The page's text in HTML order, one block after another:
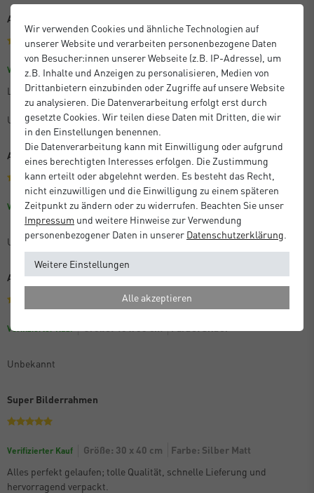
Alles bestens
Verifizierter Kauf Größe: 40 x 50 cm
Farbe: Silber
Lieferung kam schnell. Artikel alles bestens
Unbekannt
Alles bestens
Verifizierter Kauf Größe: 40 x 50 cm Farbe: Silber
Unbekannt
Alles prima
Verifizierter Kauf
Unbekannt
Super Bilderrahmen
Verifizierter Kauf Größe: 30 x 40 cm
Farbe: Silber Matt
Alles perfekt gelaufen; tolle Qualität, schnelle Lieferung und
hervorragend verpackt.
Wir verwenden Cookies und ähnliche Technologien auf
unserer Website und verarbeiten personenbezogene Daten
von Besucher:innen unserer Webseite (z.B. IP-Adresse), um
z.B. Inhalte und Anzeigen zu personalisieren, Medien von
Drittanbietern einzubinden oder Zugriffe auf unsere Website
zu analysieren. Die Datenverarbeitung erfolgt erst durch
gesetzte Cookies. Wir teilen diese Daten mit Dritten, die wir
in den Einstellungen benennen.
Die Datenverarbeitung kann mit Einwilligung oder aufgrund
eines berechtigten Interesses erfolgen. Die Zustimmung
kann erteilt oder abgelehnt werden. Es besteht das Recht,
nicht einzuwilligen und die Einwilligung zu einem späteren
Zeitpunkt zu ändern oder zu widerrufen. Beachten Sie unser
Impressum und weitere Hinweise zur Verwendung
personenbezogener Daten in unserer Daten­schutz­erklärung
Weitere Einstellungen
Alle akzeptieren